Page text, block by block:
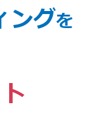
ングを